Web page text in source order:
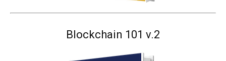
Blockchain 101 v.2